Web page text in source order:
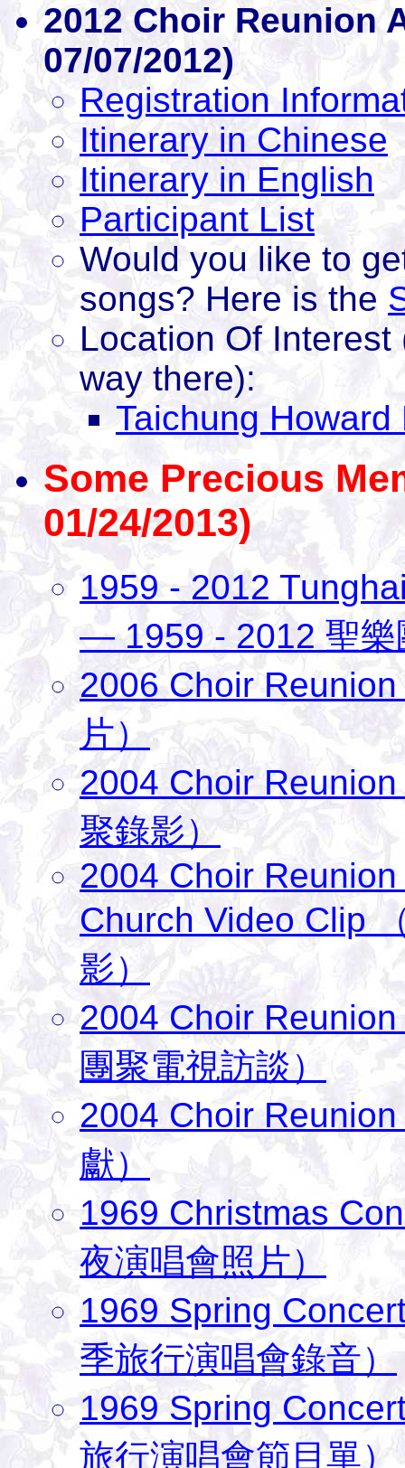
2012 Choir Reunion
07/07/2012)
Registration
Itinerary in Chinese
Itinerary in English
Participant List
Would you like to
songs? Here is the
Location Of
way there):
Taichung
Some Precious
01/24/2013)
1959 - 2012
— 1959 - 2012 聖樂
2006 Choir
片）
2004 Choir
聚錄影）
2004 Choir
Church Video Clip
影）
2004 Choir
團聚電視訪談）
2004 Choir
獻）
1969 Christmas
夜演唱會照片）
1969 Spring
季旅行演唱會錄音）
1969 Spring
旅行演唱會節目單）